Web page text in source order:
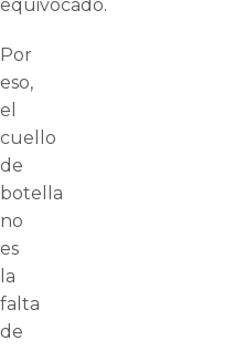
equivocado.
Por
eso,
el
cuello
de
botella
no
es
la
falta
de